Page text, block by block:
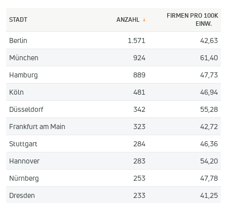
STADT ANZAHL ↓
FIRMEN PRO 100K
EINW.
Berlin 1.571
42,63
München
924
61,40
Hamburg
889
47,73
Köln
481
46,94
Düsseldorf
342
55,28
Frankfurt am Main
323
42,72
Stuttgart
284
46,36
Hannover
283
54,20
Nürnberg
253
47,78
Dresden
233
41,25